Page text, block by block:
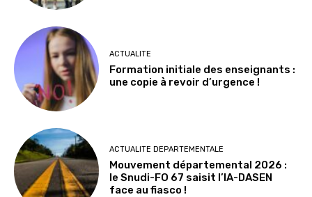
ACTUALITE
Formation initiale des enseignants :
une copie à revoir d’urgence !
ACTUALITE DEPARTEMENTALE
Mouvement départemental 2026 :
le Snudi-FO 67 saisit l’IA-DASEN
face au fiasco !